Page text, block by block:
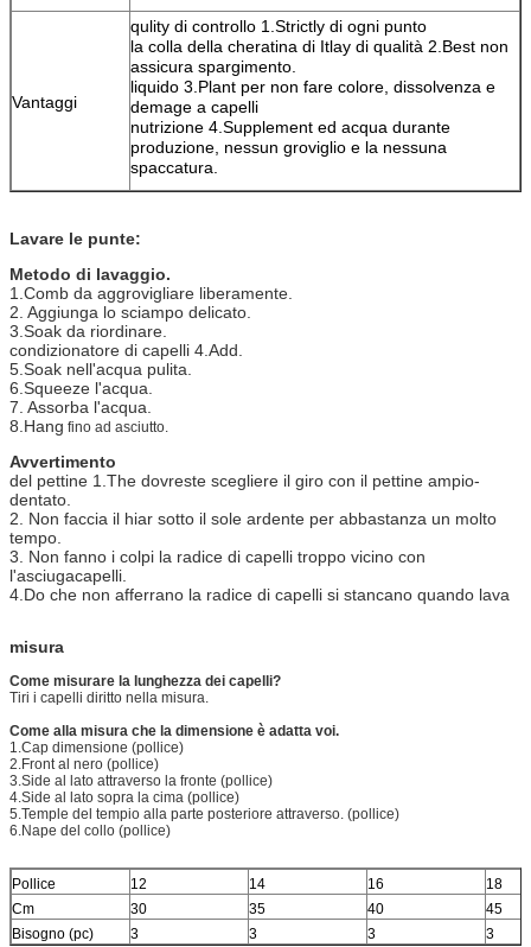
Vantaggi
qulity di controllo 1.Strictly di ogni punto
la colla della cheratina di Itlay di qualità 2.Best non
assicura spargimento.
liquido 3.Plant per non fare colore, dissolvenza e
demage a capelli
nutrizione 4.Supplement ed acqua durante
produzione, nessun groviglio e la nessuna
spaccatura.
Lavare le punte:
Metodo di lavaggio.
1.Comb da aggrovigliare liberamente.
2. Aggiunga lo sciampo delicato.
3.Soak da riordinare.
condizionatore di capelli 4.Add.
5.Soak nell'acqua pulita.
6.Squeeze l'acqua.
7. Assorba l'acqua.
8.Hang fino ad asciutto.
Avvertimento
del pettine 1.The dovreste scegliere il giro con il pettine ampio-
dentato.
2. Non faccia il hiar sotto il sole ardente per abbastanza un molto
tempo.
3. Non fanno i colpi la radice di capelli troppo vicino con
l'asciugacapelli.
4.Do che non afferrano la radice di capelli si stancano quando lava
misura
Come misurare la lunghezza dei capelli?
Tiri i capelli diritto nella misura.
Come alla misura che la dimensione è adatta voi.
1.Cap dimensione (pollice)
2.Front al nero (pollice)
3.Side al lato attraverso la fronte (pollice)
4.Side al lato sopra la cima (pollice)
5.Temple del tempio alla parte posteriore attraverso. (pollice)
6.Nape del collo (pollice)
Pollice 12 14 16
18
Cm
30 35 40
45
Bisogno (pc)
3 3 3 3